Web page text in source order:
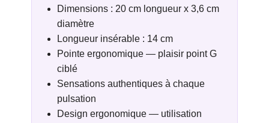
Dimensions : 20 cm longueur x 3,6 cm
diamètre
Longueur insérable : 14 cm
Pointe ergonomique — plaisir point G
ciblé
Sensations authentiques à chaque
pulsation
Design ergonomique — utilisation